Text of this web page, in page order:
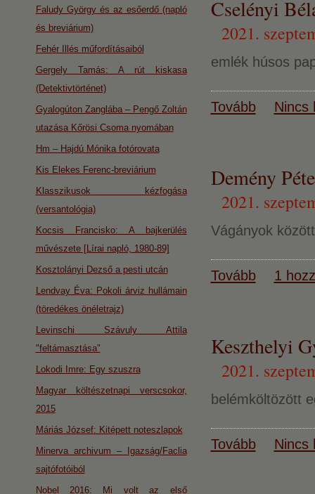
Cselényi
2021.
emlék húsos
Tovább Nincs
Demény
2021.
Vágányok
Tovább 1
Keszthelyi
2021.
belémköltözött
Tovább Nincs
Faludy György és az esőerdő (napló
és breviárium)
Fehér Illés műfordításaiból
Gergely Tamás: A rút kiskasa
(Detektivtörténet)
Gyalogúton Zanglába – Pengő Zoltán
utazása Kőrösi Csoma nyomában
Hm – Hajdú Mónika fotórovata
Kis Elekes Ferenc-breviárium
Klasszikusok kézfogása
(versantológia)
Kocsis Francisko: A bajkerülés
művészete [Lírai napló, 1980-89]
Kosztolányi Dezső a pesti utcán
Lendvay Éva: Pokoli árviz hullámain
(töredékes önéletrajz)
Levinschi Szávuly Attila
"feltámasztása"
Lokodi Imre: Egy szuszra
Magyar költészetnapi verscsokor,
2015
Máriás József: Kitépett noteszlapok
Minerva archivum – Igazság/Faclia
sajtófotóiból
Nobel 2016: Mi volt az első